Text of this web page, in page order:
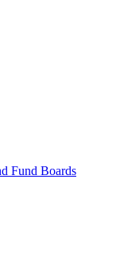
Fund Boards